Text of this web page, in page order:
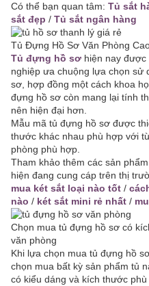
Có thể bạn quan tâm: Tủ sắt
sắt đẹp / Tủ sắt ngân hàng
Tủ Đựng Hồ Sơ Văn Phòng
Tủ đựng hồ sơ hiện nay được
nghiệp ưa chuộng lựa chọn sử
sơ, hợp đồng một cách khoa
đựng hồ sơ còn mang lại tính
nên hiện đại hơn.
Mẫu mã tủ đựng hồ sơ được
thước khác nhau phù hợp với
phòng phù hợp.
Tham khảo thêm các sản
hiện đang cung cáp trên thị
mua két sắt loại nào tốt /
nào / két sắt mini rẻ nhất /
Chọn mua tủ đựng hồ sơ có
văn phòng
Khi lựa chọn mua tủ đựng hồ
chọn mua bất kỳ sản phẩm tủ
có kiểu dáng và kích thước